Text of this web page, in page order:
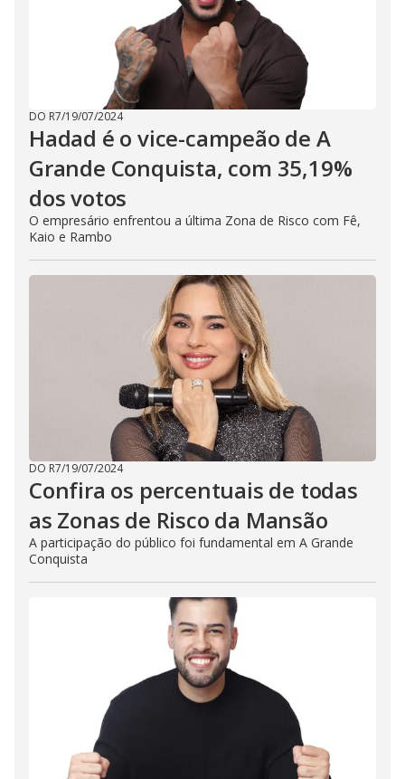
DO R7/19/07/2024
Hadad é o vice-campeão de A
Grande Conquista, com 35,19%
dos votos
O empresário enfrentou a última Zona de Risco com Fê,
Kaio e Rambo
DO R7/19/07/2024
Confira os percentuais de todas
as Zonas de Risco da Mansão
A participação do público foi fundamental em A Grande
Conquista